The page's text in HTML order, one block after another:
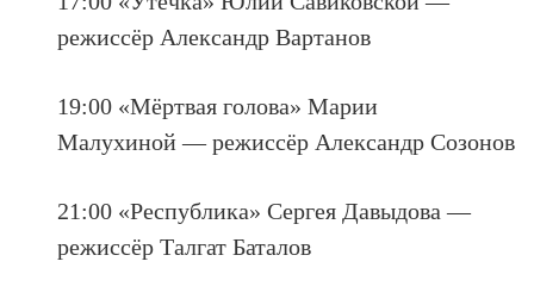
режиссёр Александр Вартанов
19:00 «Мёртвая голова» Марии
Малухиной — режиссёр Александр Созонов
21:00 «Республика» Сергея Давыдова —
режиссёр Талгат Баталов